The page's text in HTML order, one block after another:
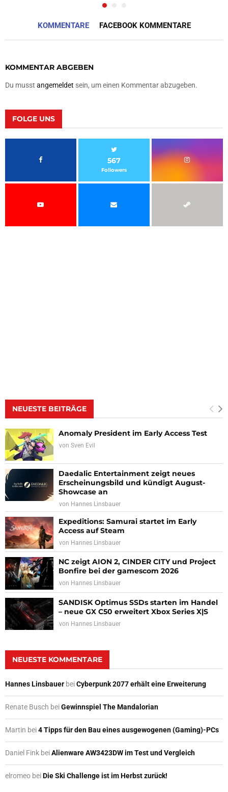
KOMMENTARE FACEBOOK KOMMENTARE
KOMMENTAR ABGEBEN
Du musst angemeldet sein, um einen Kommentar abzugeben.
FOLGE UNS
567
Followers
NEUESTE BEITRÄGE
Anomaly President im Early Access Test
von Sven Evil
Daedalic Entertainment zeigt neues
Erscheinungsbild und kündigt August-
Showcase an
von Hannes Linsbauer
Expeditions: Samurai startet im Early
Access auf Steam
von Hannes Linsbauer
NC zeigt AION 2, CINDER CITY und Project
Bonfire bei der gamescom 2026
von Hannes Linsbauer
SANDISK Optimus SSDs starten im Handel
– neue GX C50 erweitert Xbox Series X|S
von Hannes Linsbauer
NEUESTE KOMMENTARE
Hannes Linsbauer beiCyberpunk 2077 erhält eine Erweiterung
Renate Busch beiGewinnspiel The Mandalorian
Martin bei4 Tipps für den Bau eines ausgewogenen (Gaming)-PCs
Daniel Fink beiAlienware AW3423DW im Test und Vergleich
elromeo beiDie Ski Challenge ist im Herbst zurück!